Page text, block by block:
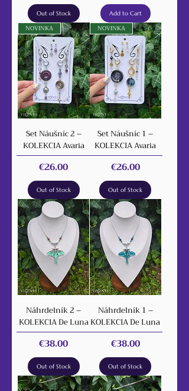
Out of Stock Add to Cart
NOVINKA
Set Náušníc 2 –
KOLEKCIA Avaria
Price
€26.00
Out of Stock
NOVINKA
Set Náušníc 1 –
KOLEKCIA Avaria
Price
€26.00
Out of Stock
Náhrdelník 2 –
KOLEKCIA De Luna
Price
€38.00
Out of Stock
Náhrdelník 1 –
KOLEKCIA De Luna
Price
€38.00
Out of Stock